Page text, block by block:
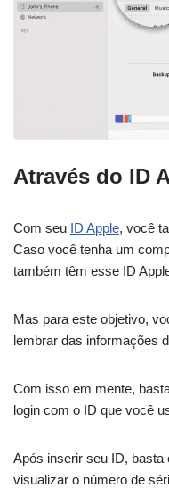
Através do ID
Com seu ID Apple, você
Caso você tenha um
também têm esse ID
Mas para este objetivo,
lembrar das informações
Com isso em mente,
login com o ID que você
Após inserir seu ID, basta
visualizar o número de